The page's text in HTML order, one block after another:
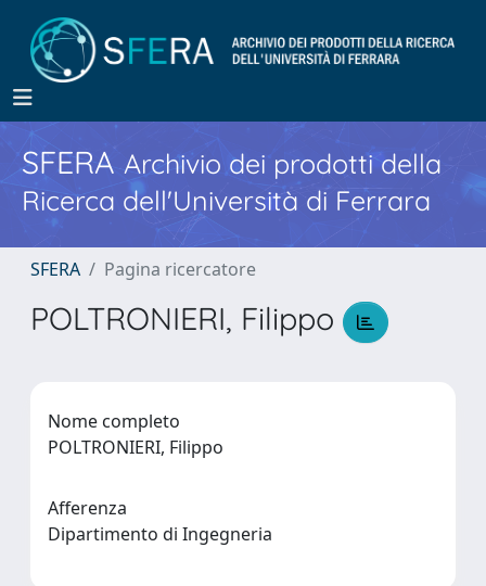
SFERA Archivio dei prodotti della
Ricerca dell'Università di Ferrara
SFERA Pagina ricercatore
POLTRONIERI, Filippo
Nome completo
POLTRONIERI, Filippo
Afferenza
Dipartimento di Ingegneria